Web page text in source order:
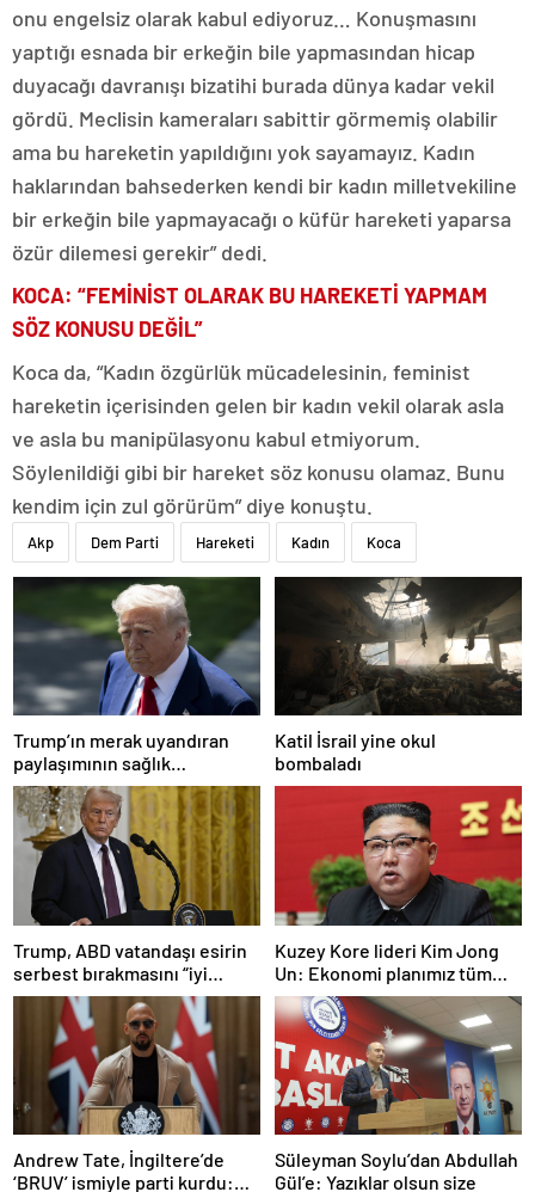
onu engelsiz olarak kabul ediyoruz… Konuşmasını
yaptığı esnada bir erkeğin bile yapmasından hicap
duyacağı davranışı bizatihi burada dünya kadar vekil
gördü. Meclisin kameraları sabittir görmemiş olabilir
ama bu hareketin yapıldığını yok sayamayız. Kadın
haklarından bahsederken kendi bir kadın milletvekiline
bir erkeğin bile yapmayacağı o küfür hareketi yaparsa
özür dilemesi gerekir” dedi.
KOCA: “FEMİNİST OLARAK BU HAREKETİ YAPMAM
SÖZ KONUSU DEĞİL”
Koca da, “Kadın özgürlük mücadelesinin, feminist
hareketin içerisinden gelen bir kadın vekil olarak asla
ve asla bu manipülasyonu kabul etmiyorum.
Söylenildiği gibi bir hareket söz konusu olamaz. Bunu
kendim için zul görürüm” diye konuştu.
Akp Dem Parti Hareketi Kadın Koca
Trump’ın merak uyandıran
paylaşımının sağlık
sistemiyle ilgili kararname
olduğu anlaşıldı
Katil İsrail yine okul
bombaladı
Trump, ABD vatandaşı esirin
serbest bırakmasını “iyi
niyetle atılmış bir adım”
olarak değerlendirdi
Kuzey Kore lideri Kim Jong
Un: Ekonomi planımız tüm
sektörlerde başarısız oldu
Andrew Tate, İngiltere’de
‘BRUV’ ismiyle parti kurdu:
Süleyman Soylu’dan Abdullah
Gül’e: Yazıklar olsun size